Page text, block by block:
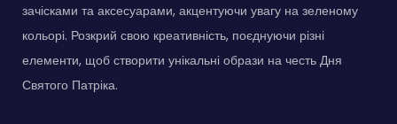
зачісками та аксесуарами, акцентуючи увагу на зеленому
кольорі. Розкрий свою креативність, поєднуючи різні
елементи, щоб створити унікальні образи на честь Дня
Святого Патріка.